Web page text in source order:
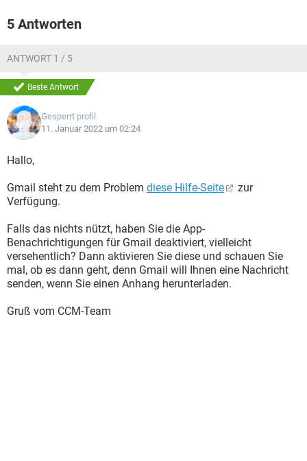
5 Antworten
ANTWORT 1 / 5
Beste Antwort
Gesperrt profil
11. Januar 2022 um 02:24
Hallo,
Gmail steht zu dem Problem diese Hilfe-Seite
zur
Verfügung.
Falls das nichts nützt, haben Sie die App-
Benachrichtigungen für Gmail deaktiviert, vielleicht
versehentlich? Dann aktivieren Sie diese und schauen Sie
mal, ob es dann geht, denn Gmail will Ihnen eine Nachricht
senden, wenn Sie einen Anhang herunterladen.
Gruß vom CCM-Team